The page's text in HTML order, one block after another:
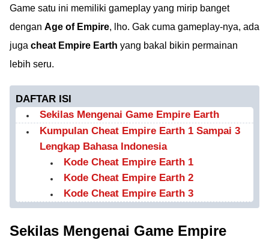
Game satu ini memiliki gameplay yang mirip banget
dengan Age of Empire, lho. Gak cuma gameplay-nya, ada
juga cheat Empire Earth yang bakal bikin permainan
lebih seru.
DAFTAR ISI
Sekilas Mengenai Game Empire Earth
Kumpulan Cheat Empire Earth 1 Sampai 3
Lengkap Bahasa Indonesia
Kode Cheat Empire Earth 1
Kode Cheat Empire Earth 2
Kode Cheat Empire Earth 3
Sekilas Mengenai Game Empire